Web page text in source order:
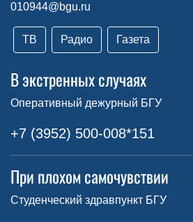
010944@bgu.ru
ТВ Радио Газета
В экстренных случаях
Оперативный дежурный БГУ
+7 (3952) 500-008*151
При плохом самочувствии
Студенческий здравпункт БГУ